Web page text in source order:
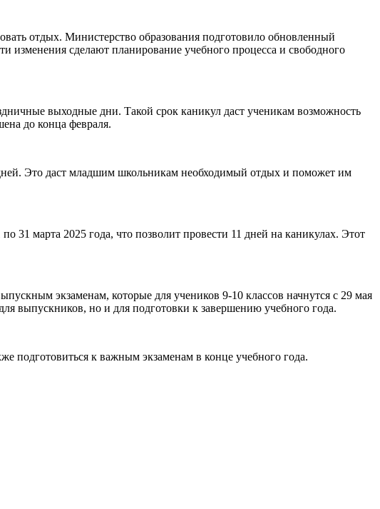
отдых. Министерство образования подготовило обновленный
изменения сделают планирование учебного процесса и свободного
выходные дни. Такой срок каникул даст ученикам возможность
до конца февраля.
Это даст младшим школьникам необходимый отдых и поможет им
31 марта 2025 года, что позволит провести 11 дней на каникулах. Этот
экзаменам, которые для учеников 9-10 классов начнутся с 29 мая
выпускников, но и для подготовки к завершению учебного года.
подготовиться к важным экзаменам в конце учебного года.